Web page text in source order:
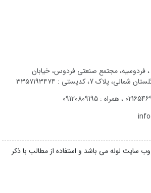
، فردوسیه، مجتمع صنعتی فردوس، خیابان
پلاک 7، کدپستی : ۳۳۵۷۱۹۳۴۷۴
همراه : 09120809195
سایت لوله می باشد و استفاده از مطالب با ذکر